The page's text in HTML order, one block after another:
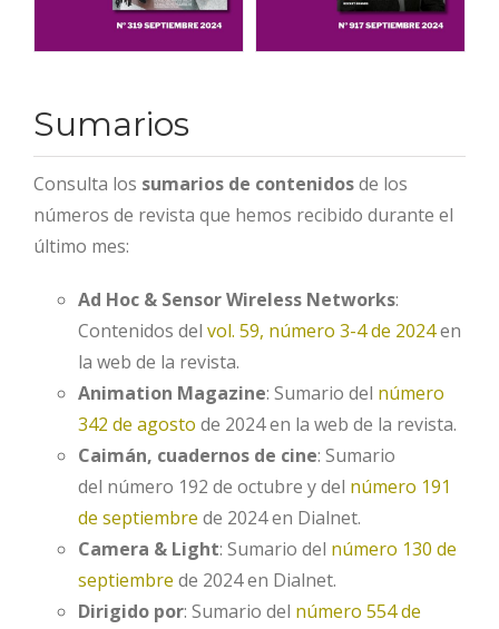
Sumarios
Consulta los sumarios de contenidosde los
números de revista que hemos recibido durante el
último mes:
Ad Hoc & Sensor Wireless Networks:
Contenidos del vol. 59, número 3-4 de 2024en
la web de la revista.
Animation Magazine: Sumario del número
342 de agosto de 2024 en la web de la revista.
Caimán, cuadernos de cine: Sumario
del número 192 de octubre y del número 191
de septiembre de 2024 en Dialnet.
Camera & Light: Sumario del número 130 de
septiembre de 2024 en Dialnet.
Dirigido por: Sumario del número 554 de